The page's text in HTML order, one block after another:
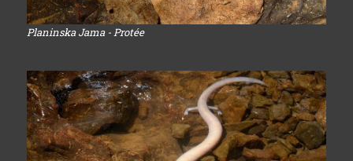
Planinska Jama - Protée